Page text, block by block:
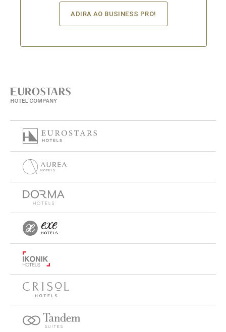
ADIRA AO BUSINESS PRO!